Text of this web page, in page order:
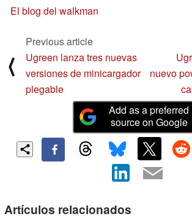
El blog del walkman
⟨
Previous article
Ugreen lanza tres nuevas
versiones de minicargador
plegable
nuevo
Add as a preferred
source on Google
Artículos relacionados